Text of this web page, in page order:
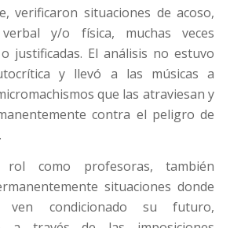
verificaron situaciones de acoso,
y/o física, muchas veces
justificadas. El análisis no estuvo
y llevó a las músicas a
que las atraviesan y
contra el peligro de
rol como profesoras, también
situaciones donde
ven condicionado su futuro,